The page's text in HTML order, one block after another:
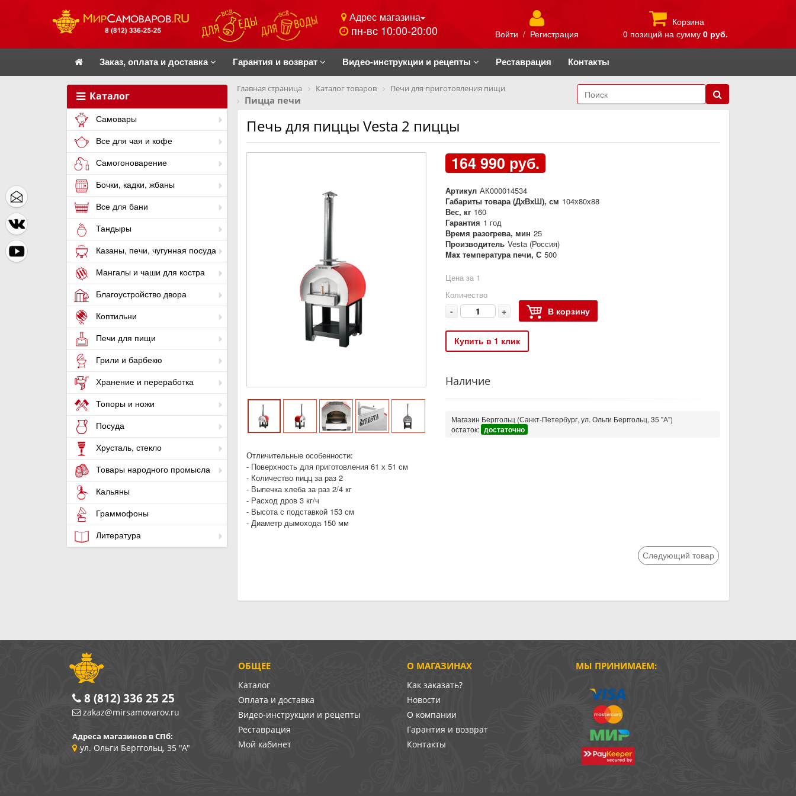
Адрес магазина
пн-вс 10:00-20:00 Войти / Регистрация
Корзина
0 позиций на сумму 0 руб.
Заказ, оплата и доставка Гарантия и возврат Видео-инструкции и рецепты Реставрация Контакты
Каталог
Самовары
Все для чая и кофе
Самогоноварение
Бочки, кадки, жбаны
Все для бани
Тандыры
Казаны, печи, чугунная посуда
Мангалы и чаши для костра
Благоустройство двора
Коптильни
Печи для пищи
Грили и барбекю
Хранение и переработка
Топоры и ножи
Посуда
Хрусталь, стекло
Товары народного промысла
Кальяны
Граммофоны
Литература
Главная страница Каталог товаров Печи для приготовления пищи
Пицца печи
Печь для пиццы Vesta 2 пиццы
164 990 руб.
Артикул АК000014534
Габариты товара (ДхВхШ), см 104х80х88
Вес, кг 160
Гарантия 1 год
Время разогрева, мин 25
Производитель Vesta (Россия)
Max температура печи, С 500
Цена за 1
Количество
- + В корзину
Купить в 1 клик
Наличие
Магазин Берггольц (Санкт-Петербург, ул. Ольги Берггольц, 35 "А")
остаток: достаточно
Отличительные особенности:
- Поверхность для приготовления 61 х 51 см
- Количество пицц за раз 2
- Выпечка хлеба за раз 2/4 кг
- Расход дров 3 кг/ч
- Высота с подставкой 153 см
- Диаметр дымохода 150 мм
Следующий товар
О МАГАЗИНАХ
Как заказать?
Новости
О компании
Гарантия и возврат
Контакты
ОБЩЕЕ
Каталог
Оплата и доставка
Видео-инструкции и рецепты
Реставрация
Мой кабинет
МЫ ПРИНИМАЕМ:
8 (812) 336 25 25
zakaz@mirsamovarov.ru
Адреса магазинов в СПб:
ул. Ольги Берггольц, 35 "А"